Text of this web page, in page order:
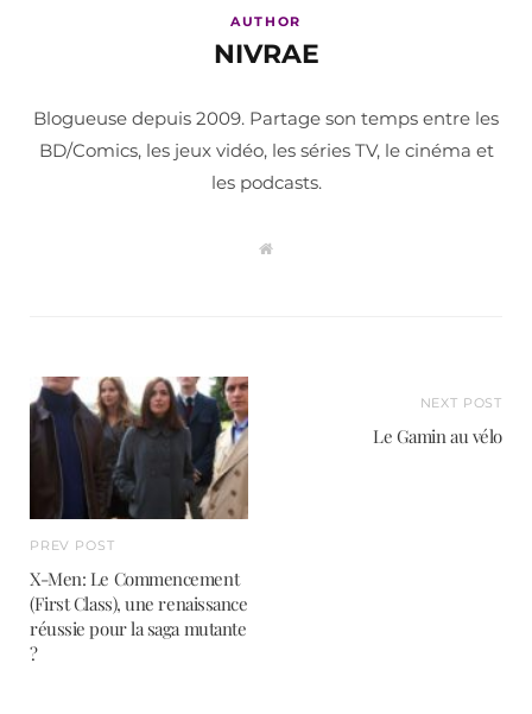
AUTHOR
NIVRAE
Blogueuse depuis 2009. Partage son temps entre les
BD/Comics, les jeux vidéo, les séries TV, le cinéma et
les podcasts.
W
PREV POST
X-Men: Le Commencement
(First Class), une renaissance
réussie pour la saga mutante
?
NEXT POST
Le Gamin au vélo